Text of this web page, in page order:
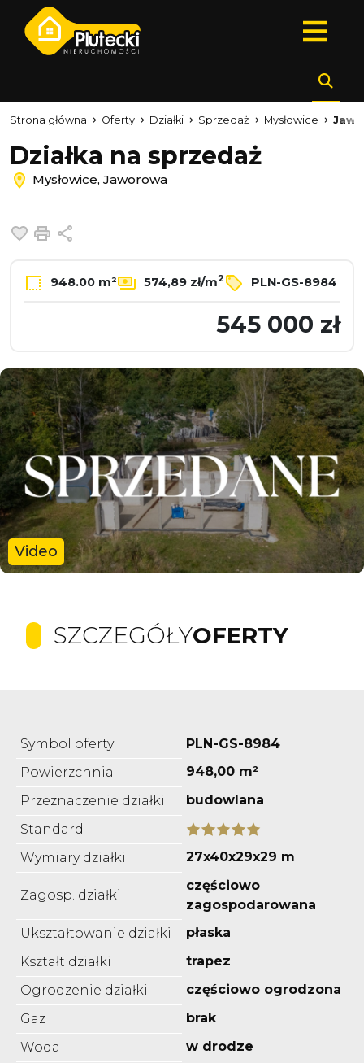
Strona główna Oferty Działki Sprzedaż Mysłowice
Działka na sprzedaż
Mysłowice, Jaworowa
Dodaj do ulubionych
Drukuj
948.00 m² 574,89 zł/m2 PLN-GS-8984
545 000 zł
Video
SZCZEGÓŁYOFERTY
Symbol oferty
PLN-GS-8984
Powierzchnia
948,00 m²
Przeznaczenie działki
budowlana
Standard
Wymiary działki
27x40x29x29 m
Zagosp. działki
częściowo
zagospodarowana
Ukształtowanie działki
płaska
Kształt działki
trapez
Ogrodzenie działki
częściowo ogrodzona
Gaz
brak
Woda
w drodze